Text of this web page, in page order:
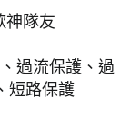
神隊友
過流保護、過
短路保護